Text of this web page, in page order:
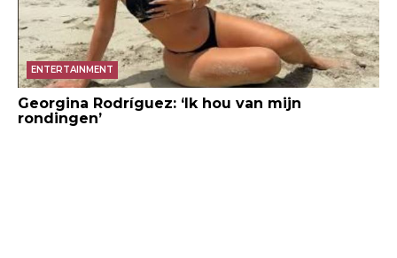
ENTERTAINMENT
Georgina Rodríguez: ‘Ik hou van mijn
rondingen’